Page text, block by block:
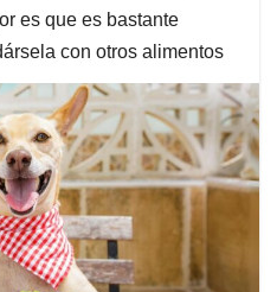
es que es bastante
con otros alimentos